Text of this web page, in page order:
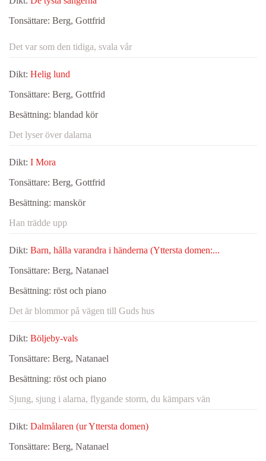
Tonsättare: Berg, Gottfrid
Det var som den tidiga, svala vår
Dikt: Helig lund
Tonsättare: Berg, Gottfrid
Besättning: blandad kör
Det lyser över dalarna
Dikt: I Mora
Tonsättare: Berg, Gottfrid
Besättning: manskör
Han trädde upp
Dikt: Barn, hålla varandra i händerna (Yttersta domen:...
Tonsättare: Berg, Natanael
Besättning: röst och piano
Det är blommor på vägen till Guds hus
Dikt: Böljeby-vals
Tonsättare: Berg, Natanael
Besättning: röst och piano
Sjung, sjung i alarna, flygande storm, du kämpars vän
Dikt: Dalmålaren (ur Yttersta domen)
Tonsättare: Berg, Natanael